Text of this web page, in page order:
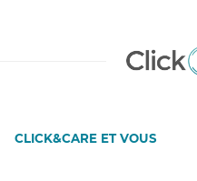
CLICK&CARE ET VOUS